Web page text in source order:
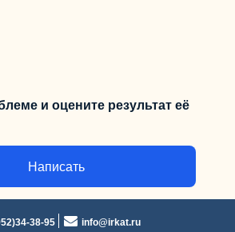
и оцените результат её
Написать
38-95 info@irkat.ru